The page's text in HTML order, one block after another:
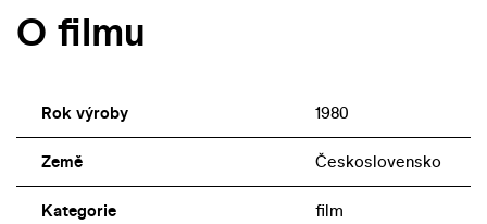
vozidly. Vedle suverénního Miloše Kopeckého v rámci
O filmu
Rok výroby 1980
Země Československo
Kategorie film